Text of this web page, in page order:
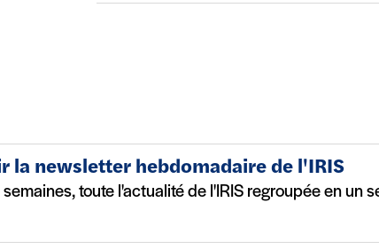
la newsletter hebdomadaire de l'IRIS
semaines, toute l'actualité de l'IRIS regroupée en un